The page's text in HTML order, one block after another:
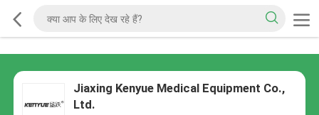
Jiaxing Kenyue Medical Equipment Co.,
Ltd.